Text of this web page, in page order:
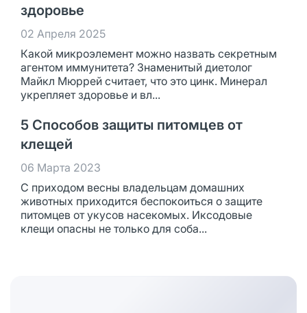
здоровье
02 Апреля 2025
Какой микроэлемент можно назвать секретным
агентом иммунитета? Знаменитый диетолог
Майкл Мюррей считает, что это цинк. Минерал
укрепляет здоровье и вл...
5 Способов защиты питомцев от
клещей
06 Марта 2023
С приходом весны владельцам домашних
животных приходится беспокоиться о защите
питомцев от укусов насекомых. Иксодовые
клещи опасны не только для соба...